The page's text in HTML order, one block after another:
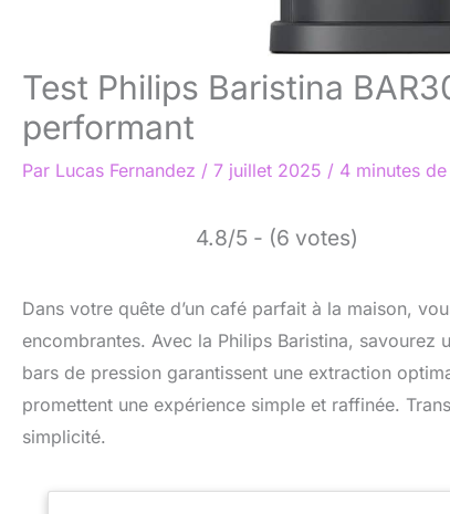
Test Philips Baristina
performant
Par Lucas Fernandez / 7 juillet 2025 / 4 minutes
4.8/5 - (6 votes)
Dans votre quête d’un café parfait à la maison,
encombrantes. Avec la Philips Baristina,
bars de pression garantissent une extraction
promettent une expérience simple et raffinée.
simplicité.